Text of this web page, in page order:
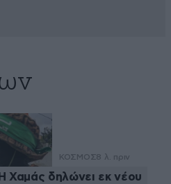
ΚΟΣΜΟΣ8 λ. πριν
Η Χαμάς δηλώνει εκ νέου